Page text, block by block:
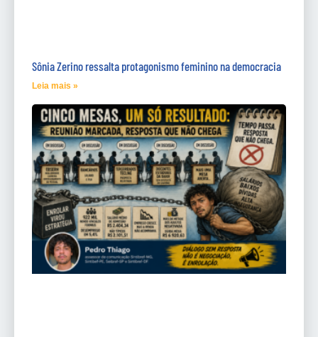
Sônia Zerino ressalta protagonismo feminino na democracia
Leia mais »